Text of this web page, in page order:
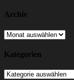
Archiv
Archiv
Kategorien
Kategorien